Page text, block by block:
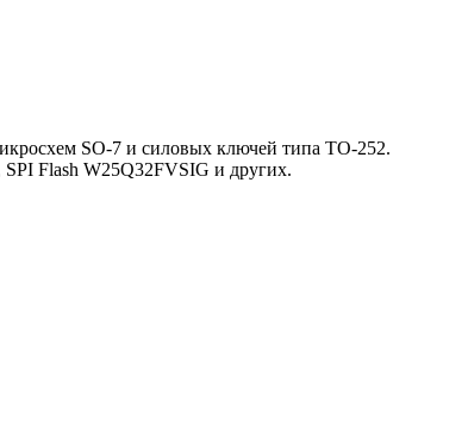
SO-7 и силовых ключей типа TO-252.
Flash W25Q32FVSIG и других.